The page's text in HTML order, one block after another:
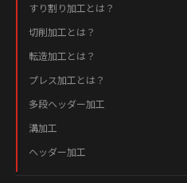
すり割り加工とは？
切削加工とは？
転造加工とは？
プレス加工とは？
多段ヘッダー加工
溝加工
ヘッダー加工